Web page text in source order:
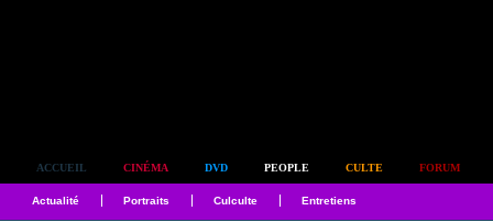
ACCUEIL CINÉMA DVD PEOPLE CULTE FORUM
Actualité Portraits Culculte Entretiens